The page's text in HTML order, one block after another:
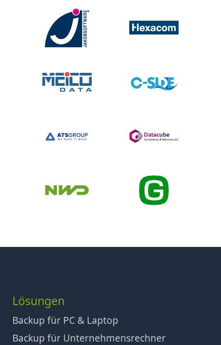
Lösungen
Backup für PC & Laptop
Backup für Unternehmensrechner